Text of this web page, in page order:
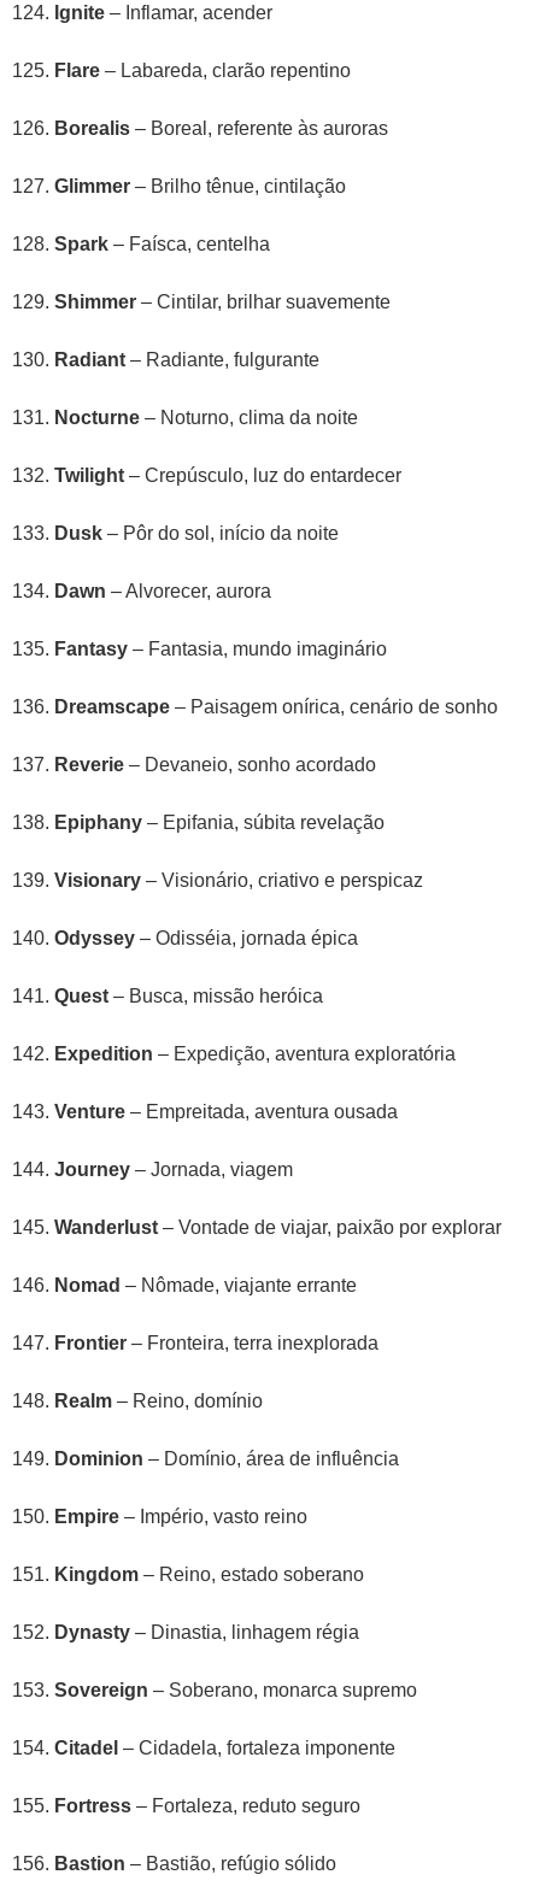
Ignite – Inflamar, acender
Flare – Labareda, clarão repentino
Borealis – Boreal, referente às auroras
Glimmer – Brilho tênue, cintilação
Spark – Faísca, centelha
Shimmer – Cintilar, brilhar suavemente
Radiant – Radiante, fulgurante
Nocturne – Noturno, clima da noite
Twilight – Crepúsculo, luz do entardecer
Dusk – Pôr do sol, início da noite
Dawn – Alvorecer, aurora
Fantasy – Fantasia, mundo imaginário
Dreamscape – Paisagem onírica, cenário de sonho
Reverie – Devaneio, sonho acordado
Epiphany – Epifania, súbita revelação
Visionary – Visionário, criativo e perspicaz
Odyssey – Odisséia, jornada épica
Quest – Busca, missão heróica
Expedition – Expedição, aventura exploratória
Venture – Empreitada, aventura ousada
Journey – Jornada, viagem
Wanderlust – Vontade de viajar, paixão por explorar
Nomad – Nômade, viajante errante
Frontier – Fronteira, terra inexplorada
Realm – Reino, domínio
Dominion – Domínio, área de influência
Empire – Império, vasto reino
Kingdom – Reino, estado soberano
Dynasty – Dinastia, linhagem régia
Sovereign – Soberano, monarca supremo
Citadel – Cidadela, fortaleza imponente
Fortress – Fortaleza, reduto seguro
Bastion – Bastião, refúgio sólido